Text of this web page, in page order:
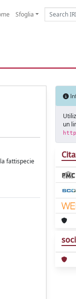
Sfoglia
fattispecie
un